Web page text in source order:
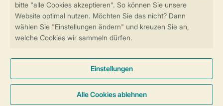
Sicherstellung Deiner Privatsphäre
Sicheres Bezahlen
Allgemeine Bedingungen Impressum Datenschutz